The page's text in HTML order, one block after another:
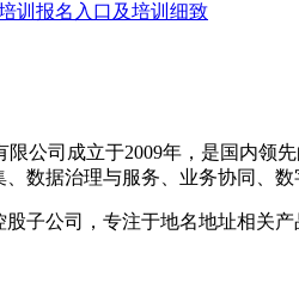
训报名入口及培训细致
公司成立于2009年，是国内领
数据治理与服务、业务协同、
子公司，专注于地名地址相关产